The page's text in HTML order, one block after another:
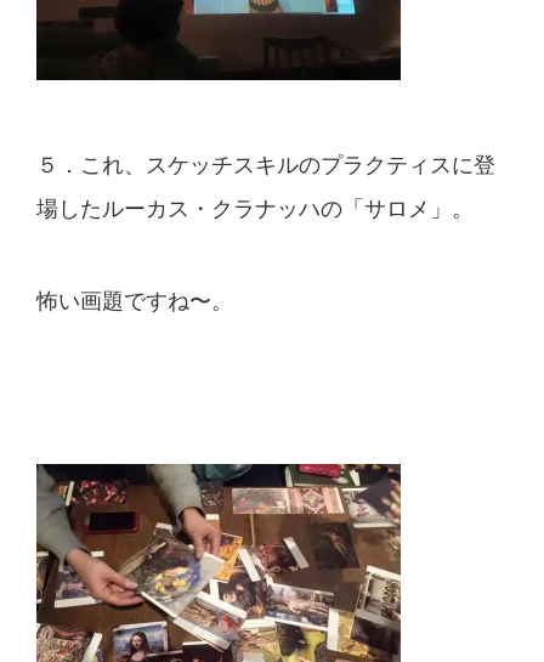
５．これ、スケッチスキルのプラクティスに登
場したルーカス・クラナッハの「サロメ」。
怖い画題ですね〜。